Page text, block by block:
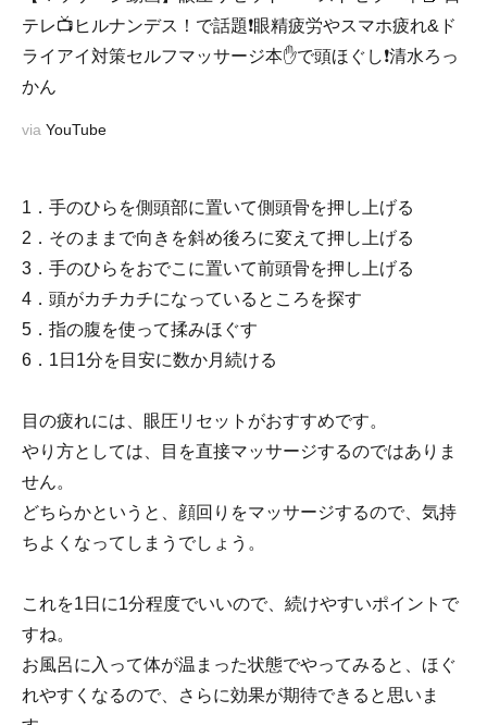
テレ📺ヒルナンデス！で話題❗️眼精疲労やスマホ疲れ&ド
ライアイ対策セルフマッサージ本✋で頭ほぐし❗️清水ろっ
かん
via YouTube
1．手のひらを側頭部に置いて側頭骨を押し上げる
2．そのままで向きを斜め後ろに変えて押し上げる
3．手のひらをおでこに置いて前頭骨を押し上げる
4．頭がカチカチになっているところを探す
5．指の腹を使って揉みほぐす
6．1日1分を目安に数か月続ける
目の疲れには、眼圧リセットがおすすめです。
やり方としては、目を直接マッサージするのではありま
せん。
どちらかというと、顔回りをマッサージするので、気持
ちよくなってしまうでしょう。
これを1日に1分程度でいいので、続けやすいポイントで
すね。
お風呂に入って体が温まった状態でやってみると、ほぐ
れやすくなるので、さらに効果が期待できると思いま